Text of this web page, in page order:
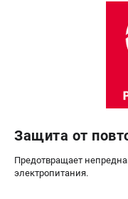
АККУМУЛЯТОРНЫЙ
Аккумуляторные УШМ
Наборы инструмента
Аккумуляторные
Защита от
Предотвращает
электропитания.